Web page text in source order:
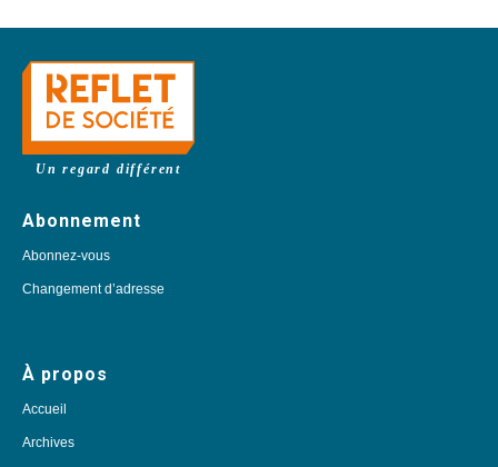
Un regard différent
Abonnement
Abonnez-vous
Changement d’adresse
À propos
Accueil
Archives